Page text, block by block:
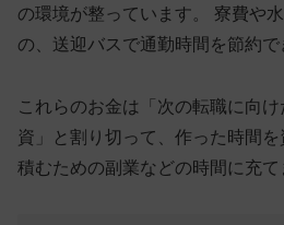
の環境が整っています。 寮費や
の、送迎バスで通勤時間を節約で
これらのお金は「次の転職に向
資」と割り切って、作った時間
積むための副業などの時間に充て